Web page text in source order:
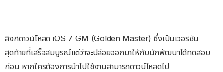
ลิงก์ดาวน์โหลด iOS 7 GM (Golden Master) ซึ่งเป็นเวอร์ชัน
สุดท้ายที่เสร็จสมบูรณ์แต่ว่าจะปล่อยออกมาให้กับนักพัฒนาได้ทดสอบ
ก่อน หากใครต้องการนำไปใช้งานสามารถดาวน์โหลดไป